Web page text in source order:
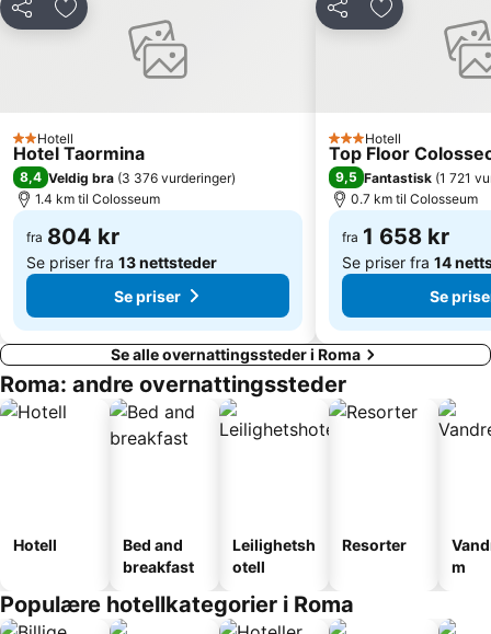
Piazza del Popolo
Aventino
Flaminio
Roma Ostiense Railway Station
Via Aurelia - Roma
Marconi Metro Station
Nuvola di Fuksas
Borgo Antico
Spagna Metro Station
Del Legg til i favoritter
2 Stjerner
Hotell
Hotel Taormina
8,4 Veldig bra (3 376 vurderinger)
1.4 km til Colosseum
fra 804 kr
Se priser fra 13 nettsteder
Se priser
Del Legg til i
3 Stjerner
Hotell
Top Floor
9,5 Fantastisk (1 721
0.7 km til Colosseum
fra 1 658 kr
Se priser fra 14
Se
Se alle overnattingssteder i Roma
Roma: andre overnattingssteder
Hotell
Bed and
breakfast
Leilighetsh
otell
Resorter
m
Populære hotellkategorier i Roma